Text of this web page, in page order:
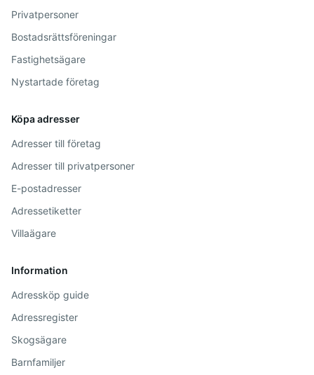
Privatpersoner
Bostadsrättsföreningar
Fastighetsägare
Nystartade företag
Köpa adresser
Adresser till företag
Adresser till privatpersoner
E-postadresser
Adressetiketter
Villaägare
Information
Adressköp guide
Adressregister
Skogsägare
Barnfamiljer